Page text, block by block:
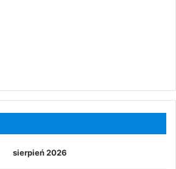
sierpień 2026